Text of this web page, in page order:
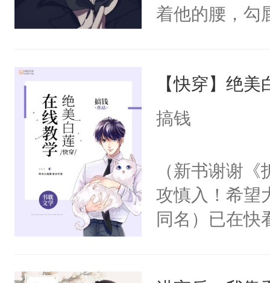
着他的腰，勾
来，给老公
用力——为你
【快穿】绝
搞钱
（新书谢谢
攻慎入！希望
同名）已在快